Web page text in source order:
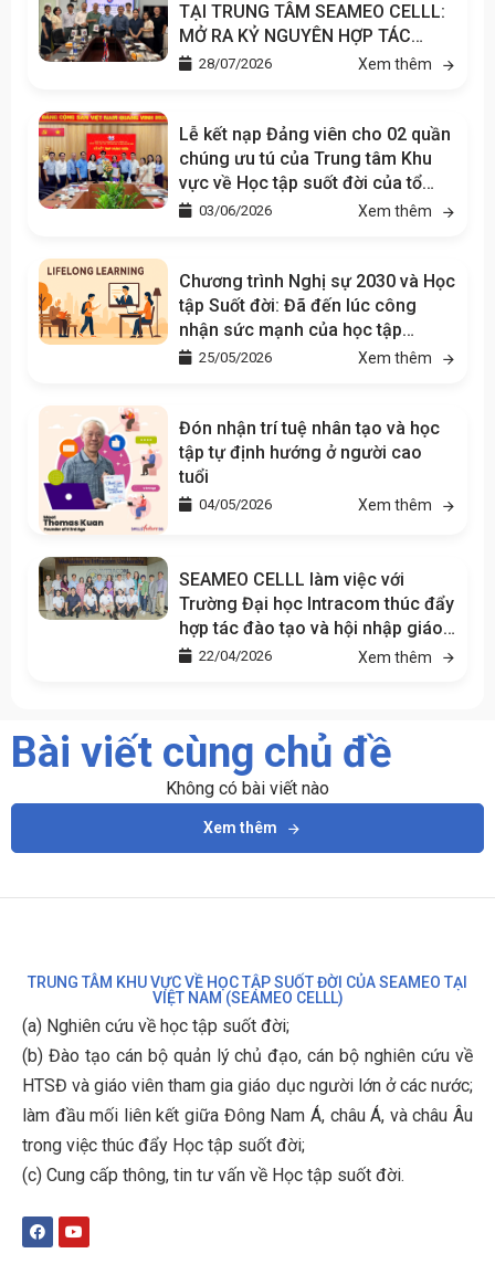
TẠI TRUNG TÂM SEAMEO CELLL:
MỞ RA KỶ NGUYÊN HỢP TÁC
CHIẾN LƯỢC TRONG GIÁO DỤC VÀ
28/07/2026 Xem thêm
Lễ kết nạp Đảng viên cho 02 quần
chúng ưu tú của Trung tâm Khu
vực về Học tập suốt đời của tổ
chức SEAMEO tại Việt Nam
03/06/2026 Xem thêm
Chương trình Nghị sự 2030 và Học
tập Suốt đời: Đã đến lúc công
nhận sức mạnh của học tập
không chính quy
25/05/2026 Xem thêm
Đón nhận trí tuệ nhân tạo và học
tập tự định hướng ở người cao
tuổi
04/05/2026 Xem thêm
SEAMEO CELLL làm việc với
Trường Đại học Intracom thúc đẩy
hợp tác đào tạo và hội nhập giáo
dục khu vực
22/04/2026 Xem thêm
Bài viết cùng chủ đề
Không có bài viết nào
Xem thêm
TRUNG TÂM KHU VỰC VỀ HỌC TẬP SUỐT ĐỜI CỦA SEAMEO TẠI
VIỆT NAM (SEAMEO CELLL)
(a) Nghiên cứu về học tập suốt đời;
(b) Đào tạo cán bộ quản lý chủ đạo, cán bộ nghiên cứu về
HTSĐ và giáo viên tham gia giáo dục người lớn ở các nước;
làm đầu mối liên kết giữa Đông Nam Á, châu Á, và châu Âu
trong việc thúc đẩy Học tập suốt đời;
(c) Cung cấp thông, tin tư vấn về Học tập suốt đời.